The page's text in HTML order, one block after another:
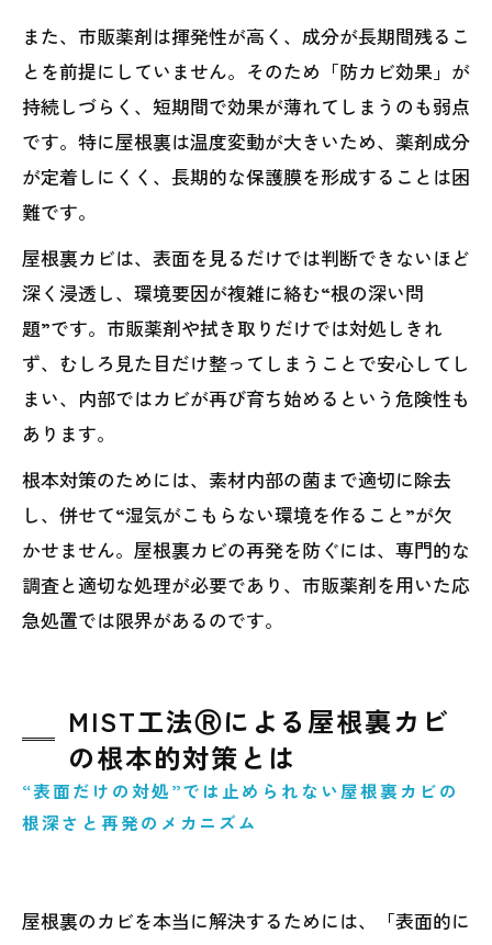
また、市販薬剤は揮発性が高く、成分が長期間残るこ
とを前提にしていません。そのため「防カビ効果」が
持続しづらく、短期間で効果が薄れてしまうのも弱点
です。特に屋根裏は温度変動が大きいため、薬剤成分
が定着しにくく、長期的な保護膜を形成することは困
難です。
屋根裏カビは、表面を見るだけでは判断できないほど
深く浸透し、環境要因が複雑に絡む“根の深い問
題”です。市販薬剤や拭き取りだけでは対処しきれ
ず、むしろ見た目だけ整ってしまうことで安心してし
まい、内部ではカビが再び育ち始めるという危険性も
あります。
根本対策のためには、素材内部の菌まで適切に除去
し、併せて“湿気がこもらない環境を作ること”が欠
かせません。屋根裏カビの再発を防ぐには、専門的な
調査と適切な処理が必要であり、市販薬剤を用いた応
急処置では限界があるのです。
MIST工法Ⓡによる屋根裏カビ
の根本的対策とは
“表面だけの対処”では止められない屋根裏カビの
根深さと再発のメカニズム
屋根裏のカビを本当に解決するためには、「表面的に